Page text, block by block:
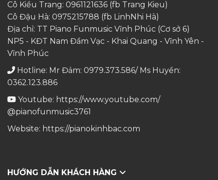
Cô Kiều Trang: 0961121636 (fb Trang Kieu)
Cô Đậu Hà: 0975215788 (fb LinhNhi Hà)
Địa chỉ: TT Piano Funmusic Vĩnh Phúc (Cơ sở 6)
NP5 - KĐT Nam Đầm Vạc - Khai Quang - Vĩnh Yên -
Vĩnh Phúc
Hotline: Mr Đảm: 0979.373.586/ Ms Huyền:
0362.123.886
Youtube: https://www.youtube.com/
@pianofunmusic3761
Website: https://pianokinhbac.com
HƯỚNG DẪN KHÁCH HÀNG